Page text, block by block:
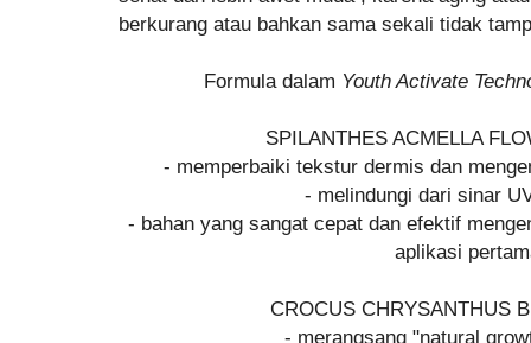
berkurang atau bahkan sama sekali tidak
Formula dalam Youth Activate
SPILANTHES ACMELLA
- memperbaiki tekstur dermis dan
- melindungi dari sinar
- bahan yang sangat cepat dan efektif
aplikasi
CROCUS CHRYSANTHUS
- merangsang "natural